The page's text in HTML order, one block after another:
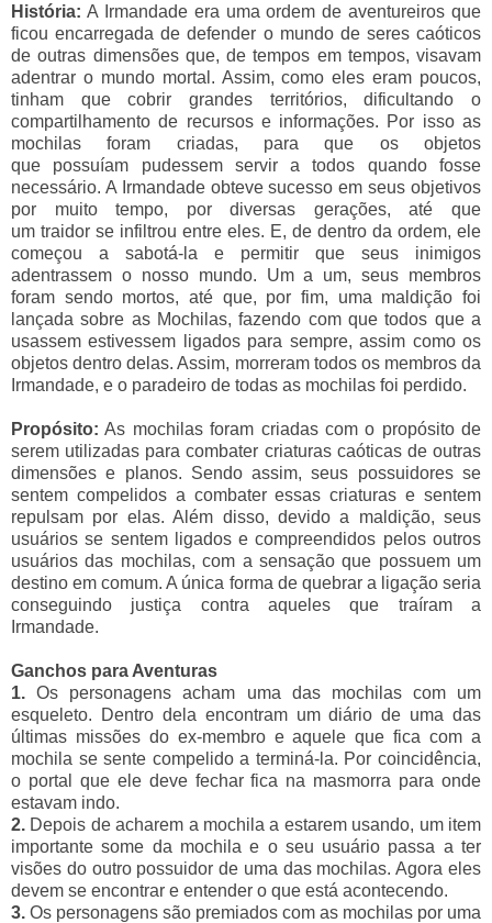
História: A Irmandade era uma ordem de aventureiros que
ficou encarregada de defender o mundo de seres caóticos
de outras dimensões que, de tempos em tempos, visavam
adentrar o mundo mortal. Assim, como eles eram poucos,
tinham que cobrir grandes territórios, dificultando o
compartilhamento de recursos e informações. Por isso as
mochilas foram criadas, para que os objetos
que possuíam pudessem servir a todos quando fosse
necessário. A Irmandade obteve sucesso em seus objetivos
por muito tempo, por diversas gerações, até que
um traidor se infiltrou entre eles. E, de dentro da ordem, ele
começou a sabotá-la e permitir que seus inimigos
adentrassem o nosso mundo. Um a um, seus membros
foram sendo mortos, até que, por fim, uma maldição foi
lançada sobre as Mochilas, fazendo com que todos que a
usassem estivessem ligados para sempre, assim como os
objetos dentro delas. Assim, morreram todos os membros da
Irmandade, e o paradeiro de todas as mochilas foi perdido.
Propósito: As mochilas foram criadas com o propósito de
serem utilizadas para combater criaturas caóticas de outras
dimensões e planos. Sendo assim, seus possuidores se
sentem compelidos a combater essas criaturas e sentem
repulsam por elas. Além disso, devido a maldição, seus
usuários se sentem ligados e compreendidos pelos outros
usuários das mochilas, com a sensação que possuem um
destino em comum. A única forma de quebrar a ligação seria
conseguindo justiça contra aqueles que traíram a
Irmandade.
Ganchos para Aventuras
1. Os personagens acham uma das mochilas com um
esqueleto. Dentro dela encontram um diário de uma das
últimas missões do ex-membro e aquele que fica com a
mochila se sente compelido a terminá-la. Por coincidência,
o portal que ele deve fechar fica na masmorra para onde
estavam indo.
2. Depois de acharem a mochila a estarem usando, um item
importante some da mochila e o seu usuário passa a ter
visões do outro possuidor de uma das mochilas. Agora eles
devem se encontrar e entender o que está acontecendo.
3. Os personagens são premiados com as mochilas por uma